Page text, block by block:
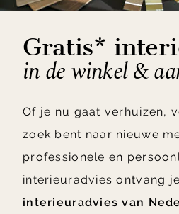
Gratis*
in de winkel &
Of je nu gaat verhuizen,
zoek bent naar nieuwe
professionele en
interieuradvies ontvang je
interieuradvies van